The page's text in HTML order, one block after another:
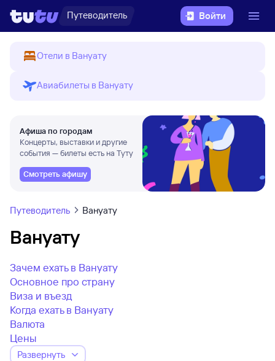
Путеводитель Войти
Отели в Вануату
Авиабилеты в Вануату
Афиша по городам
Концерты, выставки и другие
события — билеты есть на Туту
Смотреть афишу
Путеводитель Вануату
Вануату
Зачем ехать в Вануату
Основное про страну
Виза и въезд
Когда ехать в Вануату
Валюта
Цены
Развернуть